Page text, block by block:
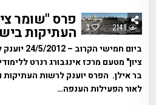
3 2148 פרס "שומר
העתיקות
ביום
ציון" מטעם מרכז אינגבורג רנרט
בר אילן. הפרס יוענק לרשות העתיקות
לאור הפעילות הענפה…